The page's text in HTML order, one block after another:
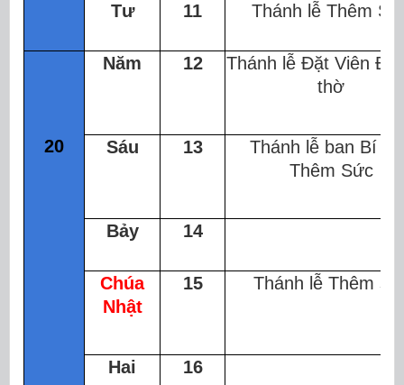
Tư 11 Thánh lễ Thêm
20
Năm 12
Thánh lễ Đặt Viên Đá
thờ
Sáu 13
Thánh lễ ban Bí
Thêm Sức
Bảy 14
Chúa
Nhật
15 Thánh lễ Thêm
Hai 16